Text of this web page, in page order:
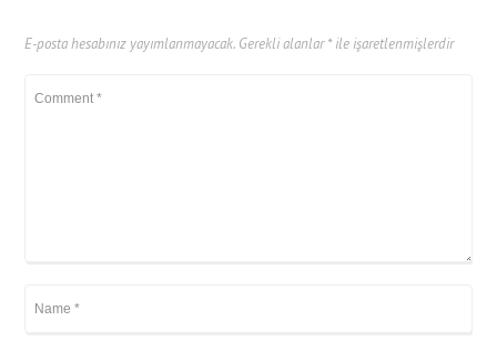
E-posta hesabınız yayımlanmayacak. Gerekli alanlar*ile işaretlenmişlerdir